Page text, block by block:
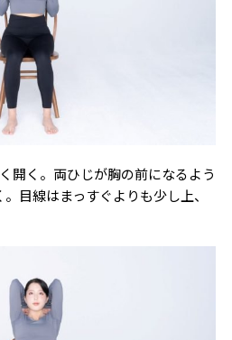
開く。両ひじが胸の前になるよう
目線はまっすぐよりも少し上、